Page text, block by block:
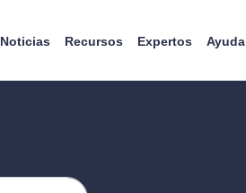
Noticias Recursos Expertos Ayuda